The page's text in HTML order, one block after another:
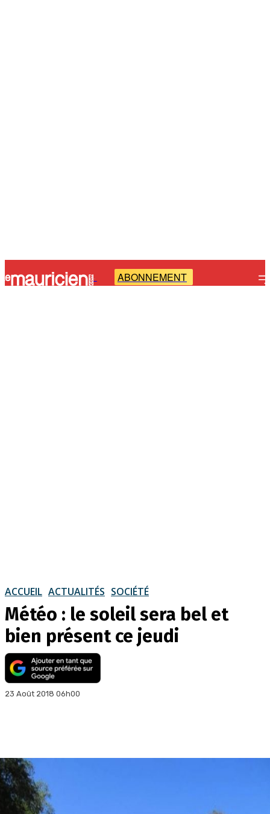
- ABONNEMENT
ACCUEIL ACTUALITÉS SOCIÉTÉ
Météo : le soleil sera bel et
bien présent ce jeudi
23 Août 2018 06h00